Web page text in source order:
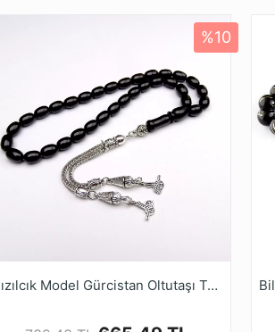
Paketleme ve Gönderim Şekli
%10
Kızılcık Model Gürcistan Oltutaşı Tesbihi